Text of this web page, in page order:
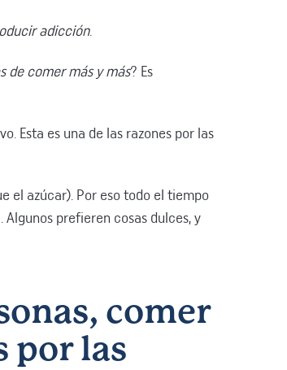
adicción.
de comer más y más? Es
Esta es una de las razones por las
el azúcar). Por eso todo el tiempo
prefieren cosas dulces, y
comer
por las